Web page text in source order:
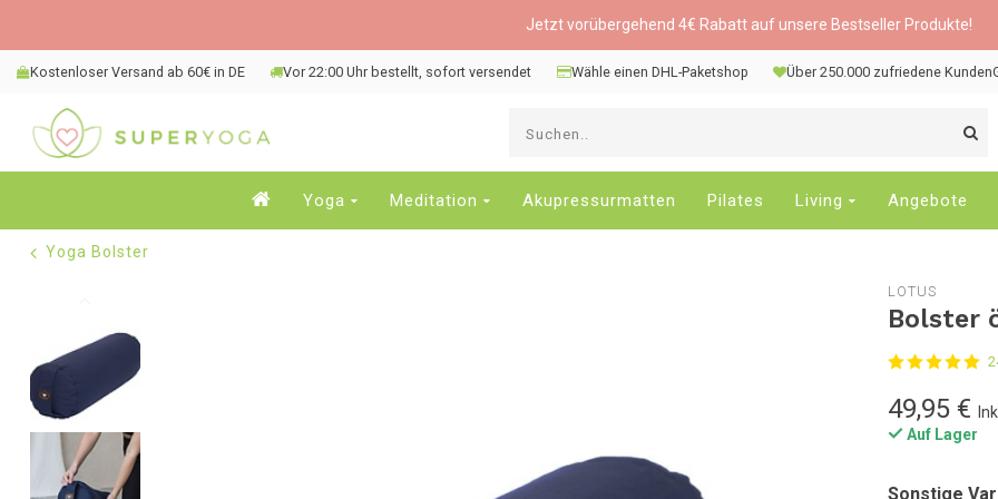
Jetzt vorübergehend 4€ Rabatt auf unsere Bestseller Produkte!
Kostenloser Versand ab 60€ in DE Vor 22:00 Uhr bestellt, sofort versendet Wähle einen DHL-Paketshop Über 250.000 zufriedene Kunden
Yoga Meditation Akupressurmatten Pilates Living Angebote
Yoga Bolster
LOTUS
Bolster
49,95 €
Auf Lager
Sonstige